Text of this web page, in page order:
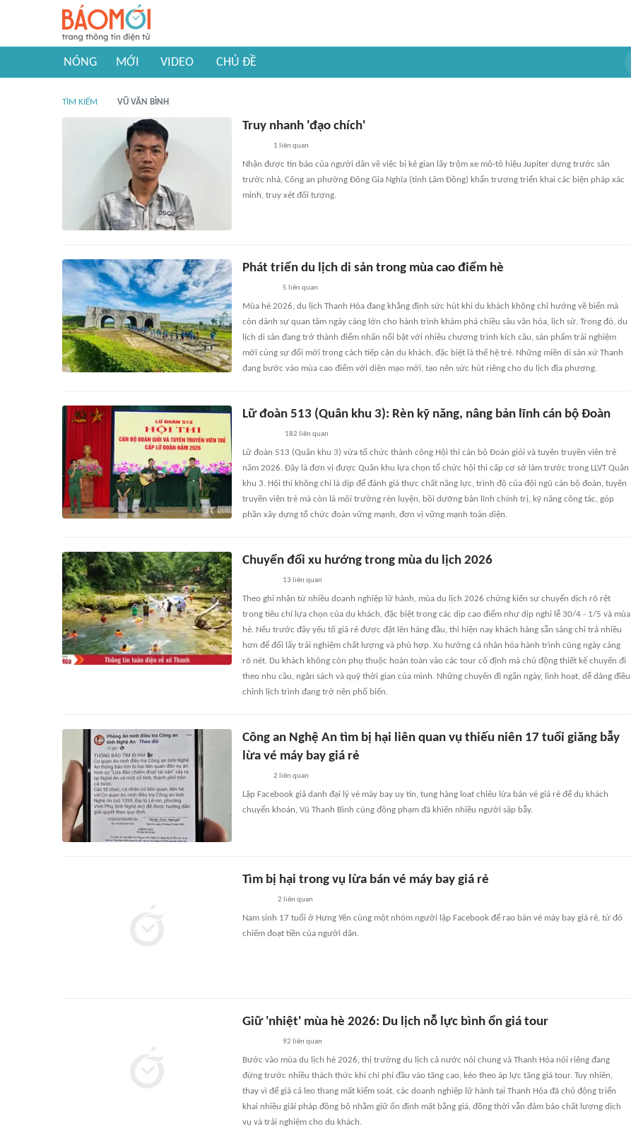
NÓNG MỚI VIDEO CHỦ ĐỀ
TÌM KIẾM VŨ VĂN BÌNH
Truy nhanh 'đạo chích'
1 liên quan
Nhận được tin báo của người dân về việc bị kẻ gian lấy trộm xe mô-tô hiệu Jupiter dựng trước sân
trước nhà, Công an phường Đông Gia Nghĩa (tỉnh Lâm Đồng) khẩn trương triển khai các biện pháp xác
minh, truy xét đối tượng.
Phát triển du lịch di sản trong mùa cao điểm hè
5 liên quan
Mùa hè 2026, du lịch Thanh Hóa đang khẳng định sức hút khi du khách không chỉ hướng về biển mà
còn dành sự quan tâm ngày càng lớn cho hành trình khám phá chiều sâu văn hóa, lịch sử. Trong đó, du
lịch di sản đang trở thành điểm nhấn nổi bật với nhiều chương trình kích cầu, sản phẩm trải nghiệm
mới cùng sự đổi mới trong cách tiếp cận du khách, đặc biệt là thế hệ trẻ. Những miền di sản xứ Thanh
đang bước vào mùa cao điểm với diện mạo mới, tạo nên sức hút riêng cho du lịch địa phương.
Lữ đoàn 513 (Quân khu 3): Rèn kỹ năng, nâng bản lĩnh cán bộ Đoàn
182 liên quan
Lữ đoàn 513 (Quân khu 3) vừa tổ chức thành công Hội thi cán bộ Đoàn giỏi và tuyên truyền viên trẻ
năm 2026. Đây là đơn vị được Quân khu lựa chọn tổ chức hội thi cấp cơ sở làm trước trong LLVT Quân
khu 3. Hội thi không chỉ là dịp để đánh giá thực chất năng lực, trình độ của đội ngũ cán bộ đoàn, tuyên
truyền viên trẻ mà còn là môi trường rèn luyện, bồi dưỡng bản lĩnh chính trị, kỹ năng công tác, góp
phần xây dựng tổ chức đoàn vững mạnh, đơn vị vững mạnh toàn diện.
Chuyển đổi xu hướng trong mùa du lịch 2026
13 liên quan
Theo ghi nhận từ nhiều doanh nghiệp lữ hành, mùa du lịch 2026 chứng kiến sự chuyển dịch rõ rệt
trong tiêu chí lựa chọn của du khách, đặc biệt trong các dịp cao điểm như dịp nghỉ lễ 30/4 - 1/5 và mùa
hè. Nếu trước đây yếu tố giá rẻ được đặt lên hàng đầu, thì hiện nay khách hàng sẵn sàng chi trả nhiều
hơn để đổi lấy trải nghiệm chất lượng và phù hợp. Xu hướng cá nhân hóa hành trình cũng ngày càng
rõ nét. Du khách không còn phụ thuộc hoàn toàn vào các tour cố định mà chủ động thiết kế chuyến đi
theo nhu cầu, ngân sách và quỹ thời gian của mình. Những chuyến đi ngắn ngày, linh hoạt, dễ dàng điều
chỉnh lịch trình đang trở nên phổ biến.
Công an Nghệ An tìm bị hại liên quan vụ thiếu niên 17 tuổi giăng bẫy
lừa vé máy bay giá rẻ
2 liên quan
Lập Facebook giả danh đại lý vé máy bay uy tín, tung hàng loạt chiêu lừa bán vé giá rẻ để dụ khách
chuyển khoản, Vũ Thanh Bình cùng đồng phạm đã khiến nhiều người sập bẫy.
Tìm bị hại trong vụ lừa bán vé máy bay giá rẻ
2 liên quan
Nam sinh 17 tuổi ở Hưng Yên cùng một nhóm người lập Facebook để rao bán vé máy bay giá rẻ, từ đó
chiếm đoạt tiền của người dân.
Giữ 'nhiệt' mùa hè 2026: Du lịch nỗ lực bình ổn giá tour
92 liên quan
Bước vào mùa du lịch hè 2026, thị trường du lịch cả nước nói chung và Thanh Hóa nói riêng đang
đứng trước nhiều thách thức khi chi phí đầu vào tăng cao, kéo theo áp lực tăng giá tour. Tuy nhiên,
thay vì để giá cả leo thang mất kiểm soát, các doanh nghiệp lữ hành tại Thanh Hóa đã chủ động triển
khai nhiều giải pháp đồng bộ nhằm giữ ổn định mặt bằng giá, đồng thời vẫn đảm bảo chất lượng dịch
vụ và trải nghiệm cho du khách.